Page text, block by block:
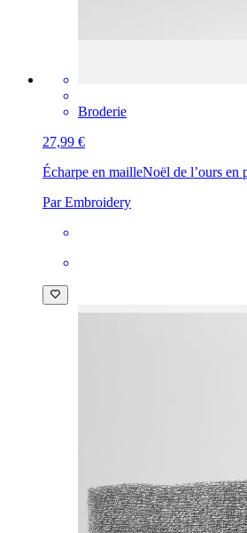
Broderie
27,99 €
Écharpe en mailleNoël de l’ours en
Par Embroidery